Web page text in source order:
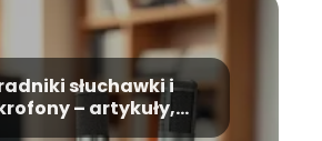
słuchawki i
– artykuły,
recenzje, rankingi